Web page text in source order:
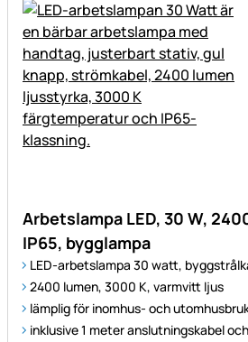
Arbetslampa LED, 30 W,
IP65, bygglampa
LED-arbetslampa 30 watt,
2400 lumen, 3000 K, varmvitt ljus
lämplig för inomhus- och
inklusive 1 meter anslutningskabel